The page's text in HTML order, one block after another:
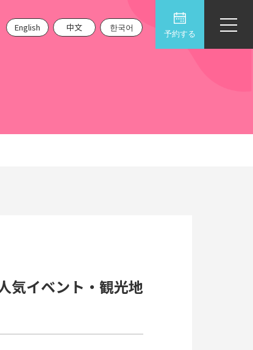
English 中文 한국어
予約する
気イベント・観光地